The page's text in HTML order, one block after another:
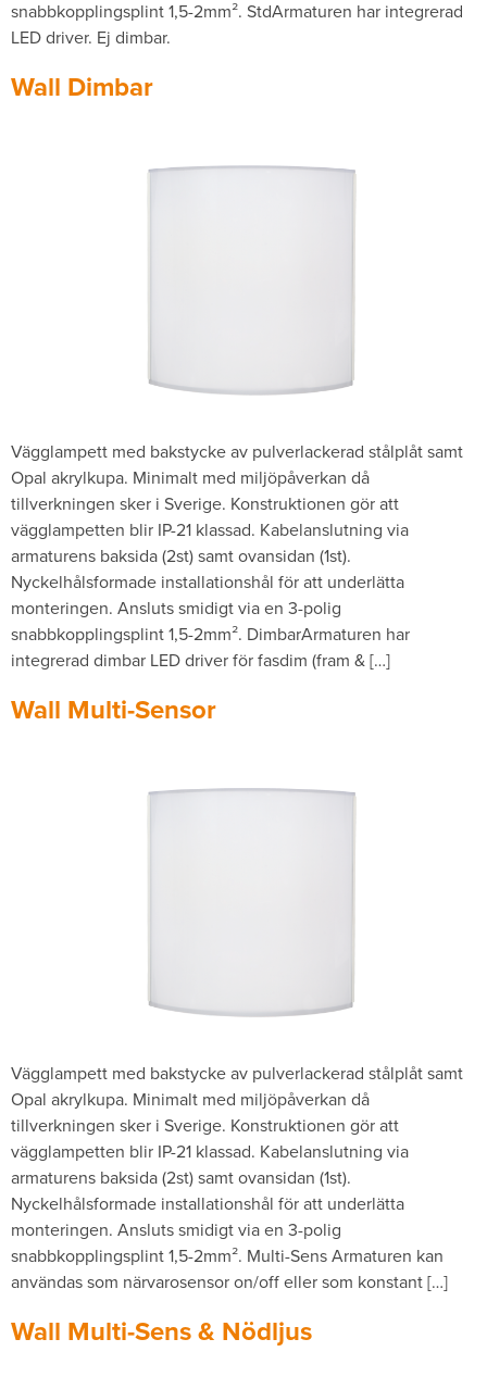
snabbkopplingsplint 1,5-2mm­². StdArmaturen har integrerad
LED driver. Ej dimbar.
Wall Dimbar
Vägglampett med bakstycke av pulverlackerad stålplåt samt
Opal akrylkupa. Minimalt med miljöpåverkan då
tillverkningen sker i Sverige. Konstruktionen gör att
vägglampetten blir IP-21 klassad. Kabelanslutning via
armaturens baksida (2st) samt ovansidan (1st).
Nyckelhålsformade installationshål för att underlätta
monteringen. Ansluts smidigt via en 3-polig
snabbkopplingsplint 1,5-2mm­². DimbarArmaturen har
integrerad dimbar LED driver för fasdim (fram & […]
Wall Multi-Sensor
Vägglampett med bakstycke av pulverlackerad stålplåt samt
Opal akrylkupa. Minimalt med miljöpåverkan då
tillverkningen sker i Sverige. Konstruktionen gör att
vägglampetten blir IP-21 klassad. Kabelanslutning via
armaturens baksida (2st) samt ovansidan (1st).
Nyckelhålsformade installationshål för att underlätta
monteringen. Ansluts smidigt via en 3-polig
snabbkopplingsplint 1,5-2mm­². Multi-Sens Armaturen kan
användas som närvarosensor on/off eller som konstant […]
Wall Multi-Sens & Nödljus